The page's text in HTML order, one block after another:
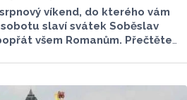
víkend, do kterého vám
slaví svátek Soběslav
všem Romanům. Přečtěte
víkend.